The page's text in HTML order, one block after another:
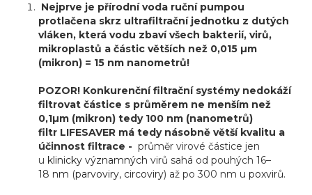
Nejprve je přírodní voda ruční pumpou
protlačena skrz ultrafiltrační jednotku z dutých
vláken, která vodu zbaví všech bakterií, virů,
mikroplastů a částic větších než 0,015 µm
(mikron) = 15 nm nanometrů!
POZOR! Konkurenční filtrační systémy nedokáží
filtrovat částice s průměrem ne menším než
0,1µm (mikron) tedy 100 nm (nanometrů)
filtr LIFESAVER má tedy násobně větší kvalitu a
účinnost filtrace - průměr virové částice jen
u klinicky významných virů sahá od pouhých 16–
18 nm (parvoviry, circoviry) až po 300 nm u poxvirů.